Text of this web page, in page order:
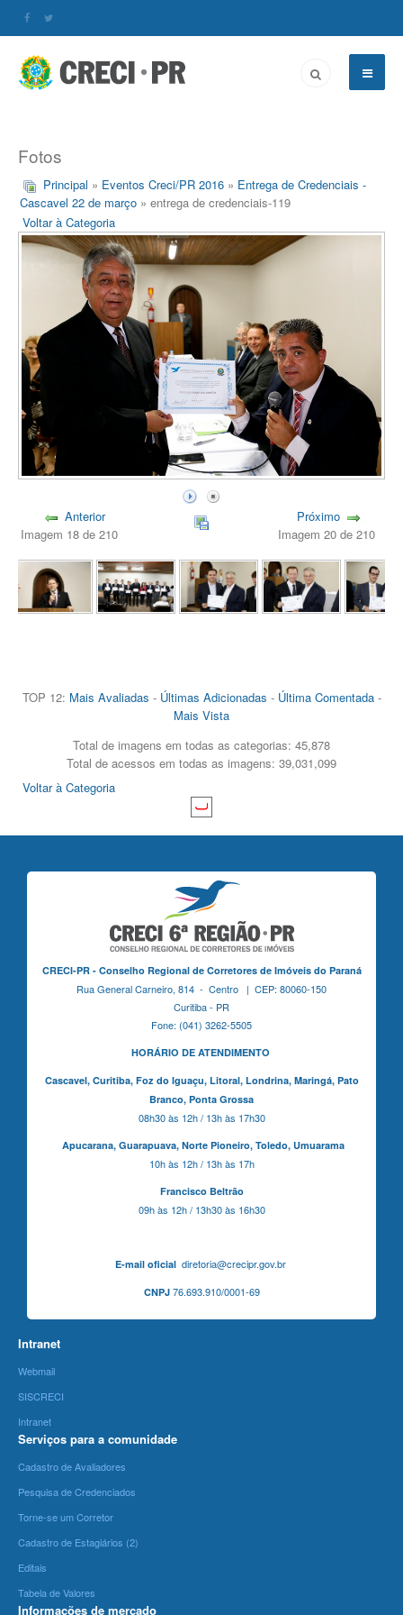
Fotos
Principal » Eventos Creci/PR 2016 » Entrega de Credenciais -
Cascavel 22 de março » entrega de credenciais-119
Voltar à Categoria
Anterior
Imagem 18 de 210
Próximo
Imagem 20 de 210
TOP 12: Mais Avaliadas - Últimas Adicionadas - Última Comentada-
Mais Vista
Total de imagens em todas as categorias: 45,878
Total de acessos em todas as imagens: 39,031,099
Voltar à Categoria
CRECI-PR - Conselho Regional de Corretores de Imóveis do Paraná
Rua General Carneiro, 814 - Centro | CEP: 80060-150
Curitiba - PR
Fone: (041) 3262-5505
HORÁRIO DE ATENDIMENTO
Cascavel, Curitiba,Foz do Iguaçu, Litoral, Londrina, Maringá, Pato
Branco, Ponta Grossa
08h30 às 12h / 13h às 17h30
Apucarana, Guarapuava, Norte Pioneiro, Toledo, Umuarama
10h às 12h / 13h às 17h
Francisco Beltrão
09h às 12h / 13h30 às 16h30
E-mail oficialdiretoria@crecipr.gov.br
CNPJ76.693.910/0001-69
Intranet
Webmail
SISCRECI
Intranet
Serviços para a comunidade
Cadastro de Avaliadores
Pesquisa de Credenciados
Torne-se um Corretor
Cadastro de Estagiários (2)
Editais
Tabela de Valores
Informações de mercado